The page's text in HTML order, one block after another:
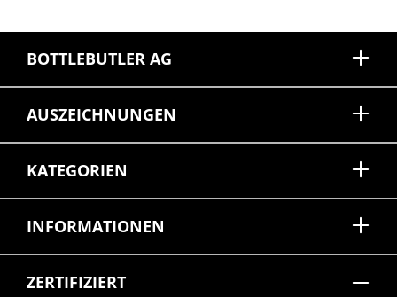
BOTTLEBUTLER AG
AUSZEICHNUNGEN
KATEGORIEN
INFORMATIONEN
ZERTIFIZIERT